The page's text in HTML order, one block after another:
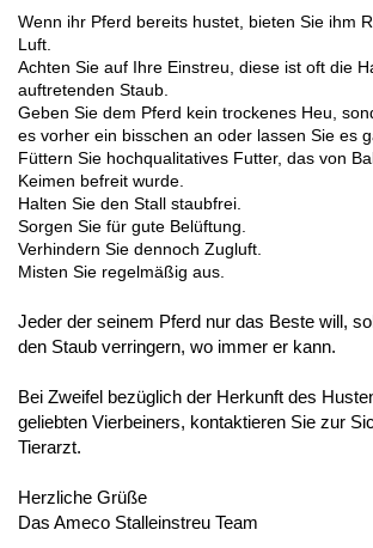
Wenn ihr Pferd bereits hustet, bieten Sie ihm
Luft.
Achten Sie auf Ihre Einstreu, diese ist oft die
auftretenden Staub.
Geben Sie dem Pferd kein trockenes Heu,
es vorher ein bisschen an oder lassen Sie es
Füttern Sie hochqualitatives Futter, das von
Keimen befreit wurde.
Halten Sie den Stall staubfrei.
Sorgen Sie für gute Belüftung.
Verhindern Sie dennoch Zugluft.
Misten Sie regelmäßig aus.
Jeder der seinem Pferd nur das Beste will,
den Staub verringern, wo immer er kann.
Bei Zweifel bezüglich der Herkunft des
geliebten Vierbeiners, kontaktieren Sie zur
Tierarzt.
Herzliche Grüße
Das Ameco Stalleinstreu Team